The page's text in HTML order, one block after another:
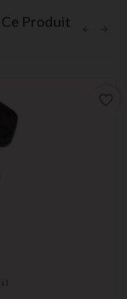
Produit